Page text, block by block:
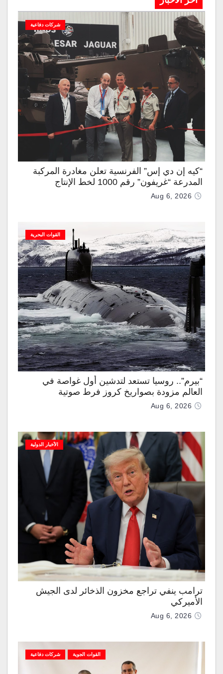
شركات دفاعية
“كيه إن دي إس” الفرنسية تعلن مغادرة المركبة
المدرعة “غريفون” رقم 1000 لخط الإنتاج
Aug 6, 2026
القوات البحرية
“بيرم”.. روسيا تستعد لتدشين أول غواصة في
العالم مزودة بصواريخ كروز فرط صوتية
Aug 6, 2026
الأخبار الدولية
ترامب ينفي تراجع مخزون الذخائر لدى الجيش
الأميركي
Aug 6, 2026
القوات الجوية شركات دفاعية